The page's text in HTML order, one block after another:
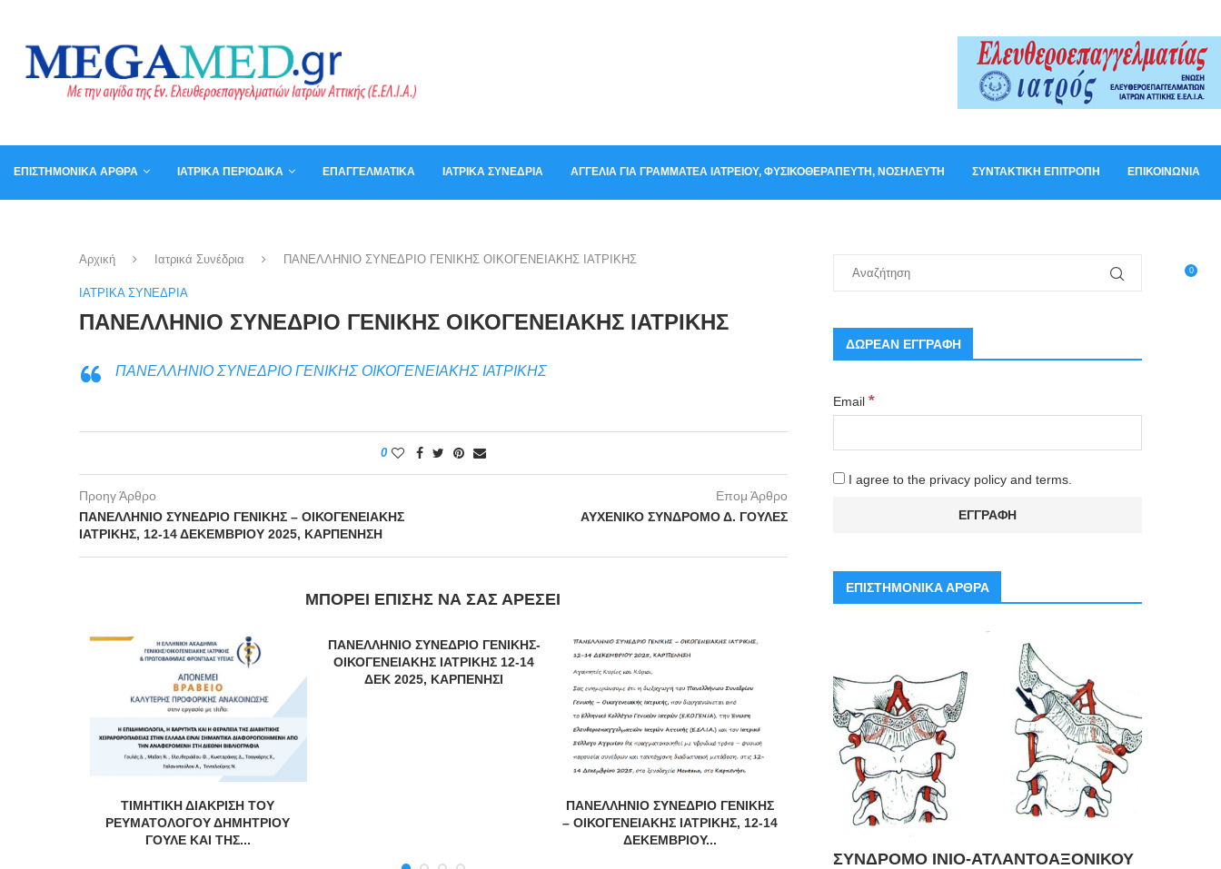
ΕΠΙΣΤΗΜΟΝΙΚΆ ΆΡΘΡΑ ΙΑΤΡΙΚΆ ΠΕΡΙΟΔΙΚΆ ΕΠΑΓΓΕΛΜΑΤΙΚΆ ΙΑΤΡΙΚΆ ΣΥΝΈΔΡΙΑ ΑΓΓΕΛΊΑ ΓΙΑ ΓΡΑΜΜΑΤΈΑ ΙΑΤΡΕΊΟΥ, ΦΥΣΙΚΟΘΕΡΑΠΕΥΤΉ, ΝΟΣΗΛΕΥΤΉ ΣΥΝΤΑΚΤΙΚΉ ΕΠΙΤΡΟΠΉ ΕΠΙΚΟΙΝΩΝΊΑ
0
Αρχική Ιατρικά Συνέδρια ΠΑΝΕΛΛΗΝΙΟ ΣΥΝΕΔΡΙΟ ΓΕΝΙΚΗΣ ΟΙΚΟΓΕΝΕΙΑΚΗΣ ΙΑΤΡΙΚΗΣ
ΙΑΤΡΙΚΆ ΣΥΝΈΔΡΙΑ
ΠΑΝΕΛΛΗΝΙΟ ΣΥΝΕΔΡΙΟ ΓΕΝΙΚΗΣ ΟΙΚΟΓΕΝΕΙΑΚΗΣ ΙΑΤΡΙΚΗΣ
ΠΑΝΕΛΛΗΝΙΟ ΣΥΝΕΔΡΙΟ ΓΕΝΙΚΗΣ ΟΙΚΟΓΕΝΕΙΑΚΗΣ ΙΑΤΡΙΚΗΣ
0
Προηγ Άρθρο
ΠΑΝΕΛΛΗΝΙΟ ΣΥΝΕΔΡΙΟ ΓΕΝΙΚΗΣ – ΟΙΚΟΓΕΝΕΙΑΚΗΣ
ΙΑΤΡΙΚΗΣ, 12-14 ΔΕΚΕΜΒΡΙΟΥ 2025, ΚΑΡΠΕΝΗΣH
Επομ Άρθρο
ΑΥΧΕΝΙΚΟ ΣΥΝΔΡΟΜΟ Δ. ΓΟΥΛΕΣ
ΜΠΟΡΕΊ ΕΠΊΣΗΣ ΝΑ ΣΑΣ ΑΡΈΣΕΙ
ΤΙΜΗΤΙΚΗ ΔΙΑΚΡΙΣΗ ΤΟΥ
ΡΕΥΜΑΤΟΛΟΓΟΥ ΔΗΜΗΤΡΙΟΥ
ΓΟΥΛΕ ΚΑΙ ΤΗΣ...
ΠΑΝΕΛΛΗΝΙΟ ΣΥΝΕΔΡΙΟ ΓΕΝΙΚΗΣ-
ΟΙΚΟΓΕΝΕΙΑΚΗΣ ΙΑΤΡΙΚΗΣ 12-14
ΔΕΚ 2025, ΚΑΡΠΕΝΗΣΙ
ΠΑΝΕΛΛΗΝΙΟ ΣΥΝΕΔΡΙΟ ΓΕΝΙΚΗΣ
– ΟΙΚΟΓΕΝΕΙΑΚΗΣ ΙΑΤΡΙΚΗΣ, 12-14
ΔΕΚΕΜΒΡΙΟΥ...
ΠΡΟΒΛΗΜΑΤΑ ΑΠΌ ΤΗΝ
ΥΠΟΧΡΕΩΣΗ ΤΟΥ ΙΑΤΡΟΥ
ΠΡΟΒΛΗΜΑΤΑ ΑΠΌ ΤΗΝ
ΥΠΟΧΡΕΩΣΗ ΤΟΥ ΙΑΤΡΟΥ
ΔΩΡΕΑΝ ΕΓΓΡΑΦΗ
Email *
I agree to the privacy policy and terms.
ΕΠΙΣΤΗΜΟΝΙΚΑ ΑΡΘΡΑ
ΣΥΝΔΡΟΜΟ ΙΝΙΟ-ΑΤΛΑΝΤΟΑΞΟΝΙΚΟΥ